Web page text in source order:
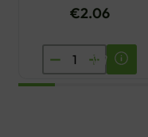
€2.06
ENCIAN
MAGNEZIJ